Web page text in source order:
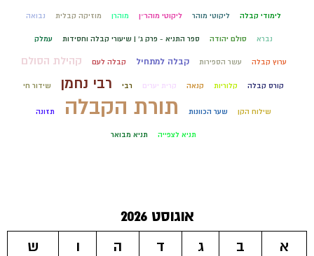
לימודי קבלה ליקוטי מוהר ליקוטי מוהר״ן מוהרן מוזיקה קבלית נבואה
נברא סולם יהודה ספר התניא - פרק ג' | שיעורי קבלה וחסידות עמלק
ערוץ קבלה עשר הספירות קבלה למתחיל קבלה לעם קהילת הסולם
קורס קבלה קלוריות קנאה קרית יערים רבי רבי נחמן שידור חי
שילוח הקן שער הכוונות תורת הקבלה תזונה
תניא לצפייה תניא מבואר
אוגוסט 2026
א
ב ג ד ה ו
ש